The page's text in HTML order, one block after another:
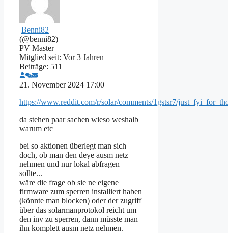
Benni82
(@benni82)
PV Master
Mitglied seit: Vor 3 Jahren
Beiträge: 511
21. November 2024 17:00
https://www.reddit.com/r/solar/comments/1gstsr7/
da stehen paar sachen wieso weshalb
warum etc
bei so aktionen überlegt man sich
doch, ob man den deye ausm netz
nehmen und nur lokal abfragen
sollte...
wäre die frage ob sie ne eigene
firmware zum sperren installiert haben
(könnte man blocken) oder der zugriff
über das solarmanprotokol reicht um
den inv zu sperren, dann müsste man
ihn komplett ausm netz nehmen.